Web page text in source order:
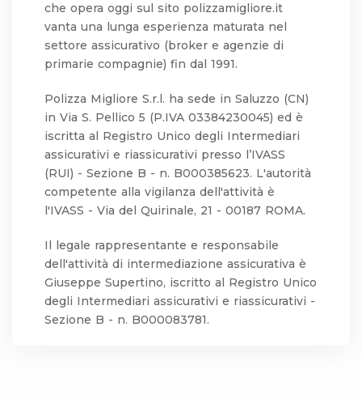
che opera oggi sul sito polizzamigliore.it
vanta una lunga esperienza maturata nel
settore assicurativo (broker e agenzie di
primarie compagnie) fin dal 1991.
Polizza Migliore S.r.l. ha sede in Saluzzo (CN)
in Via S. Pellico 5 (P.IVA 03384230045) ed è
iscritta al Registro Unico degli Intermediari
assicurativi e riassicurativi presso l’IVASS
(RUI) - Sezione B - n. B000385623. L'autorità
competente alla vigilanza dell'attività è
l'IVASS - Via del Quirinale, 21 - 00187 ROMA.
Il legale rappresentante e responsabile
dell'attività di intermediazione assicurativa è
Giuseppe Supertino, iscritto al Registro Unico
degli Intermediari assicurativi e riassicurativi -
Sezione B - n. B000083781.